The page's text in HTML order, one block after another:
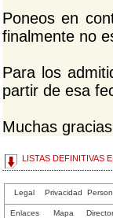
Poneos en
finalmente no
Para los
partir de esa
Muchas
LISTAS DEFINITIVAS
Legal Privacidad
Enlaces Mapa